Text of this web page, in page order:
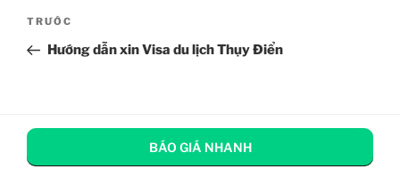
Điều
bài
Bài
cũ
TRƯỚC
Hướng dẫn xin Visa du lịch Thụy Điển
BÁO GIÁ NHANH